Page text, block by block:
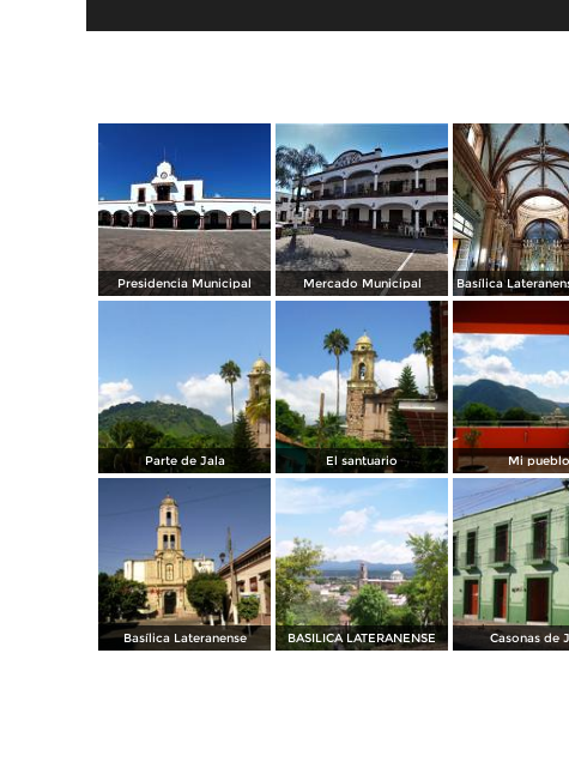
Presidencia Municipal Mercado Municipal
Parte de Jala El santuario Mi pueblo
Basílica Lateranense BASILICA LATERANENSE Casonas de